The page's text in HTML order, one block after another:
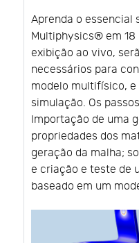
Aprenda o essencial
Multiphysics® em
exibição ao vivo,
necessários para
modelo multifísico,
simulação. Os
Importação de uma
propriedades dos
geração da malha;
e criação e teste de
baseado em um